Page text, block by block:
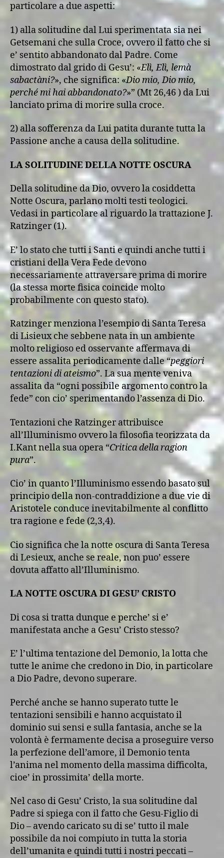
particolare a due aspetti:
1) alla solitudine dal Lui sperimentata sia nei
Getsemani che sulla Croce, ovvero il fatto che si
e’ sentito abbandonato dal Padre. Come
dimostrato dal grido di Gesu’: «Elì, Elì, lemà
sabactàni?», che significa: «Dio mio, Dio mio,
perché mi hai abbandonato?»” (Mt 26,46 ) da Lui
lanciato prima di morire sulla croce.
2) alla sofferenza da Lui patita durante tutta la
Passione anche a causa della solitudine.
LA SOLITUDINE DELLA NOTTE OSCURA
Della solitudine da Dio, ovvero la cosiddetta
Notte Oscura, parlano molti testi teologici.
Vedasi in particolare al riguardo la trattazione J.
Ratzinger (1).
E’ lo stato che tutti i Santi e quindi anche tutti i
cristiani della Vera Fede devono
necessariamente attraversare prima di morire
(la stessa morte fisica coincide molto
probabilmente con questo stato).
Ratzinger menziona l’esempio di Santa Teresa
di Lisieux che sebbene nata in un ambiente
molto religioso ed osservante affermava di
essere assalita periodicamente dalle “peggiori
tentazioni di ateismo”. La sua mente veniva
assalita da “ogni possibile argomento contro la
fede” con cio’ sperimentando l’assenza di Dio.
Tentazioni che Ratzinger attribuisce
all’Illuminismo ovvero la filosofia teorizzata da
I.Kant nella sua opera “Critica della ragion
pura”.
Cio’ in quanto l’Illuminismo essendo basato sul
principio della non-contraddizione a due vie di
Aristotele conduce inevitabilmente al conflitto
tra ragione e fede (2,3,4).
Cio significa che la notte oscura di Santa Teresa
di Lesieux, anche se reale, non puo’ essere
dovuta affatto all’Illuminismo.
LA NOTTE OSCURA DI GESU’ CRISTO
Di cosa si tratta dunque e perche’ si e’
manifestata anche a Gesu’ Cristo stesso?
E’ l’ultima tentazione del Demonio, la lotta che
tutte le anime che credono in Dio, in particolare
a Dio Padre, devono superare.
Perché anche se hanno superato tutte le
tentazioni sensibili e hanno acquistato il
dominio sui sensi e sulla fantasia, anche se la
volontà è fermamente decisa a proseguire verso
la perfezione dell’amore, il Demonio tenta
l’anima nel momento della massima difficolta,
cioe’ in prossimita’ della morte.
Nel caso di Gesu’ Cristo, la sua solitudine dal
Padre si spiega con il fatto che Gesu-Figlio di
Dio – avendo caricato su di se’ tutto il male
possibile da noi compiuto in tutta la storia
dell’umanita e quindi tutti i nostri peccati –